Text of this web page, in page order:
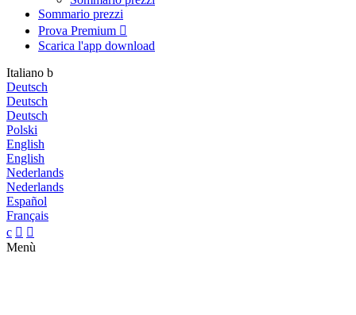
Sommario prezzi
Prova Premium 
Scarica l'app download
Italiano b
Deutsch
Deutsch
Deutsch
Polski
English
English
Nederlands
Nederlands
Español
Français
c  
Menù